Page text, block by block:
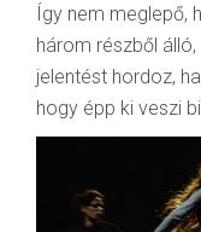
Így nem meglepő,
három részből
jelentést hordoz,
hogy épp ki veszi